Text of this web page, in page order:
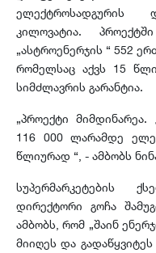
კილოვატია.
„ასტროენერჯის “ 552
რომელსაც აქვს 15
სიმძლავრის გარანტია.
„პროექტი
116 000 ლარამდე
წლიურად “, - ამბობს
სუპერმარკეტების
დირექტორი გოჩა
ამბობს, რომ „შაინ
მიიღეს და